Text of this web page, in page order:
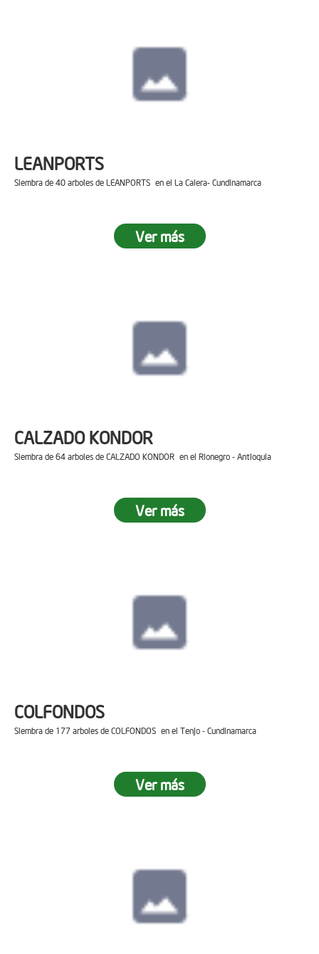
LEANPORTS
Siembra de 40 arboles de LEANPORTS en el La Calera- Cundinamarca
Ver más
CALZADO KONDOR
Siembra de 64 arboles de CALZADO KONDOR en el Rionegro - Antioquia
Ver más
COLFONDOS
Siembra de 177 arboles de COLFONDOS en el Tenjo - Cundinamarca
Ver más